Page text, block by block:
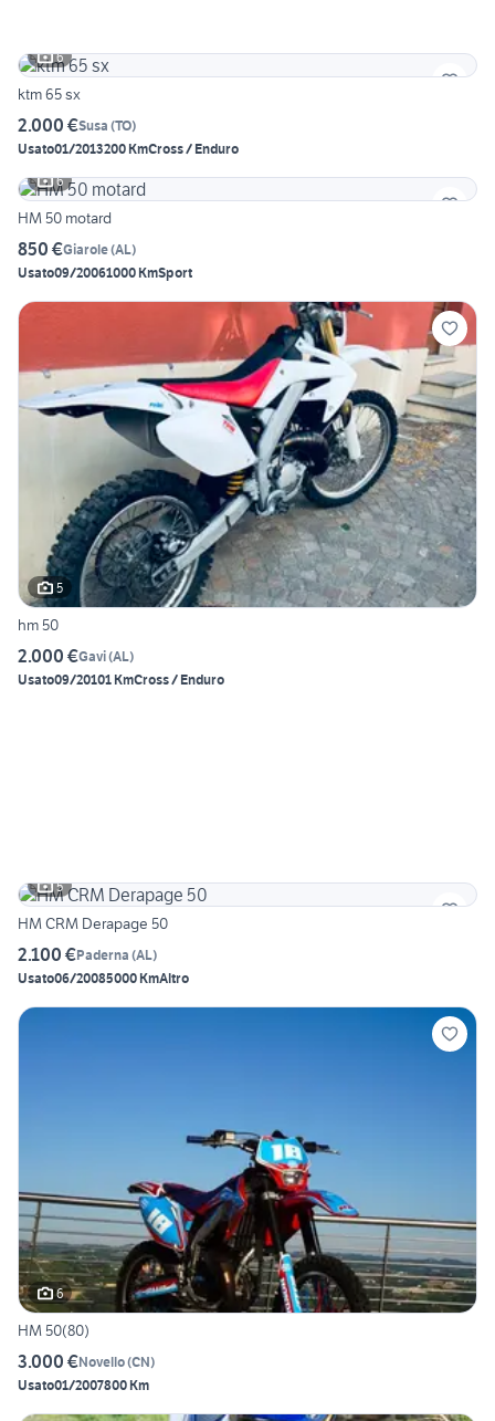
6
ktm 65 sx
2.000 €Susa (TO)
Usato01/2013200 KmCross / Enduro
6
HM 50 motard
850 €Giarole(AL)
Usato09/20061000 KmSport
5
hm 50
2.000 €Gavi(AL)
Usato09/20101 KmCross / Enduro
5
HM CRM Derapage 50
2.100 €Paderna (AL)
Usato06/20085000 KmAltro
6
HM 50(80)
3.000 €Novello(CN)
Usato01/2007800 Km